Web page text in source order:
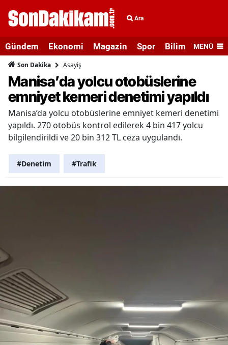
Ara
Gündem Ekonomi Magazin Spor Bilim veMENÜ
Son Dakika Asayiş
Manisa’da yolcu otobüslerine
emniyet kemeri denetimi yapıldı
Manisa’da yolcu otobüslerine emniyet kemeri denetimi
yapıldı. 270 otobüs kontrol edilerek 4 bin 417 yolcu
bilgilendirildi ve 20 bin 312 TL ceza uygulandı.
#Denetim #Trafik